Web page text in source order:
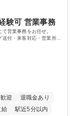
貢献
ープの広報機能を担
げたホスピタリティ
務を行っておりま
験可 営業事務
営業事務をお任せ。
付・来客対応・営業所内
迎
退職金あり
給
駅近5分以内